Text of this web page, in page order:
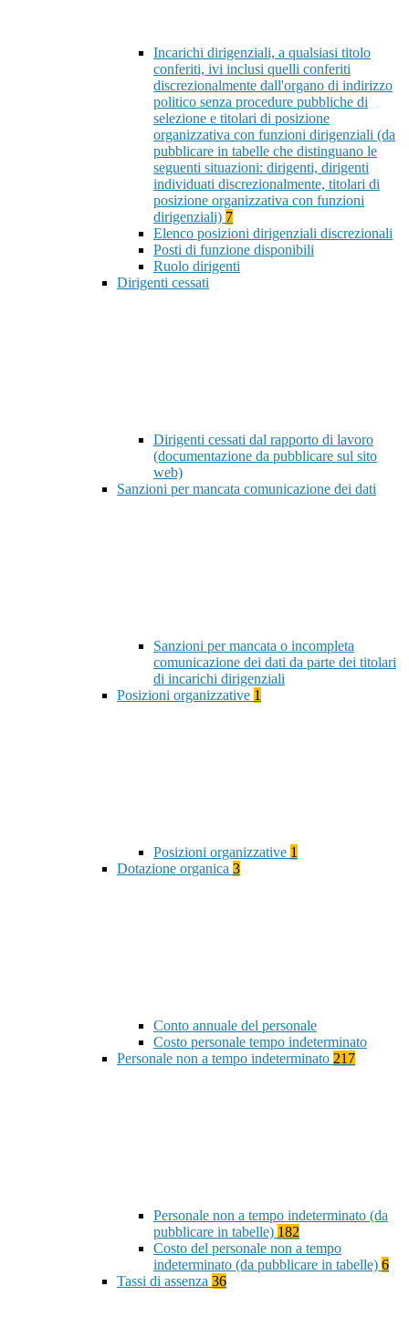
Incarichi dirigenziali, a qualsiasi titolo
conferiti, ivi inclusi quelli conferiti
discrezionalmente dall'organo di indirizzo
politico senza procedure pubbliche di
selezione e titolari di posizione
organizzativa con funzioni dirigenziali (da
pubblicare in tabelle che distinguano le
seguenti situazioni: dirigenti, dirigenti
individuati discrezionalmente, titolari di
posizione organizzativa con funzioni
dirigenziali) 7
Elenco posizioni dirigenziali discrezionali
Posti di funzione disponibili
Ruolo dirigenti
Dirigenti cessati
Dirigenti cessati dal rapporto di lavoro
(documentazione da pubblicare sul sito
web)
Sanzioni per mancata comunicazione dei dati
Sanzioni per mancata o incompleta
comunicazione dei dati da parte dei titolari
di incarichi dirigenziali
Posizioni organizzative 1
Posizioni organizzative 1
Dotazione organica 3
Conto annuale del personale
Costo personale tempo indeterminato
Personale non a tempo indeterminato 217
Personale non a tempo indeterminato (da
pubblicare in tabelle) 182
Costo del personale non a tempo
indeterminato (da pubblicare in tabelle) 6
Tassi di assenza 36